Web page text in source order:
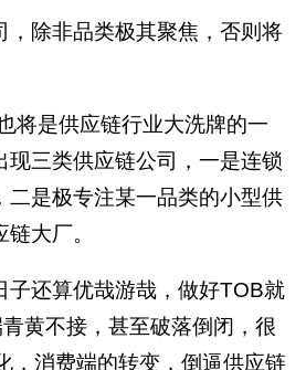
，除非品类极其聚焦，否则将
将是供应链行业大洗牌的一
现三类供应链公司，一是连锁
二是极专注某一品类的小型供
大厂。
子还算优哉游哉，做好TOB就
黄不接，甚至破落倒闭，很
，消费端的转变，倒逼供应链